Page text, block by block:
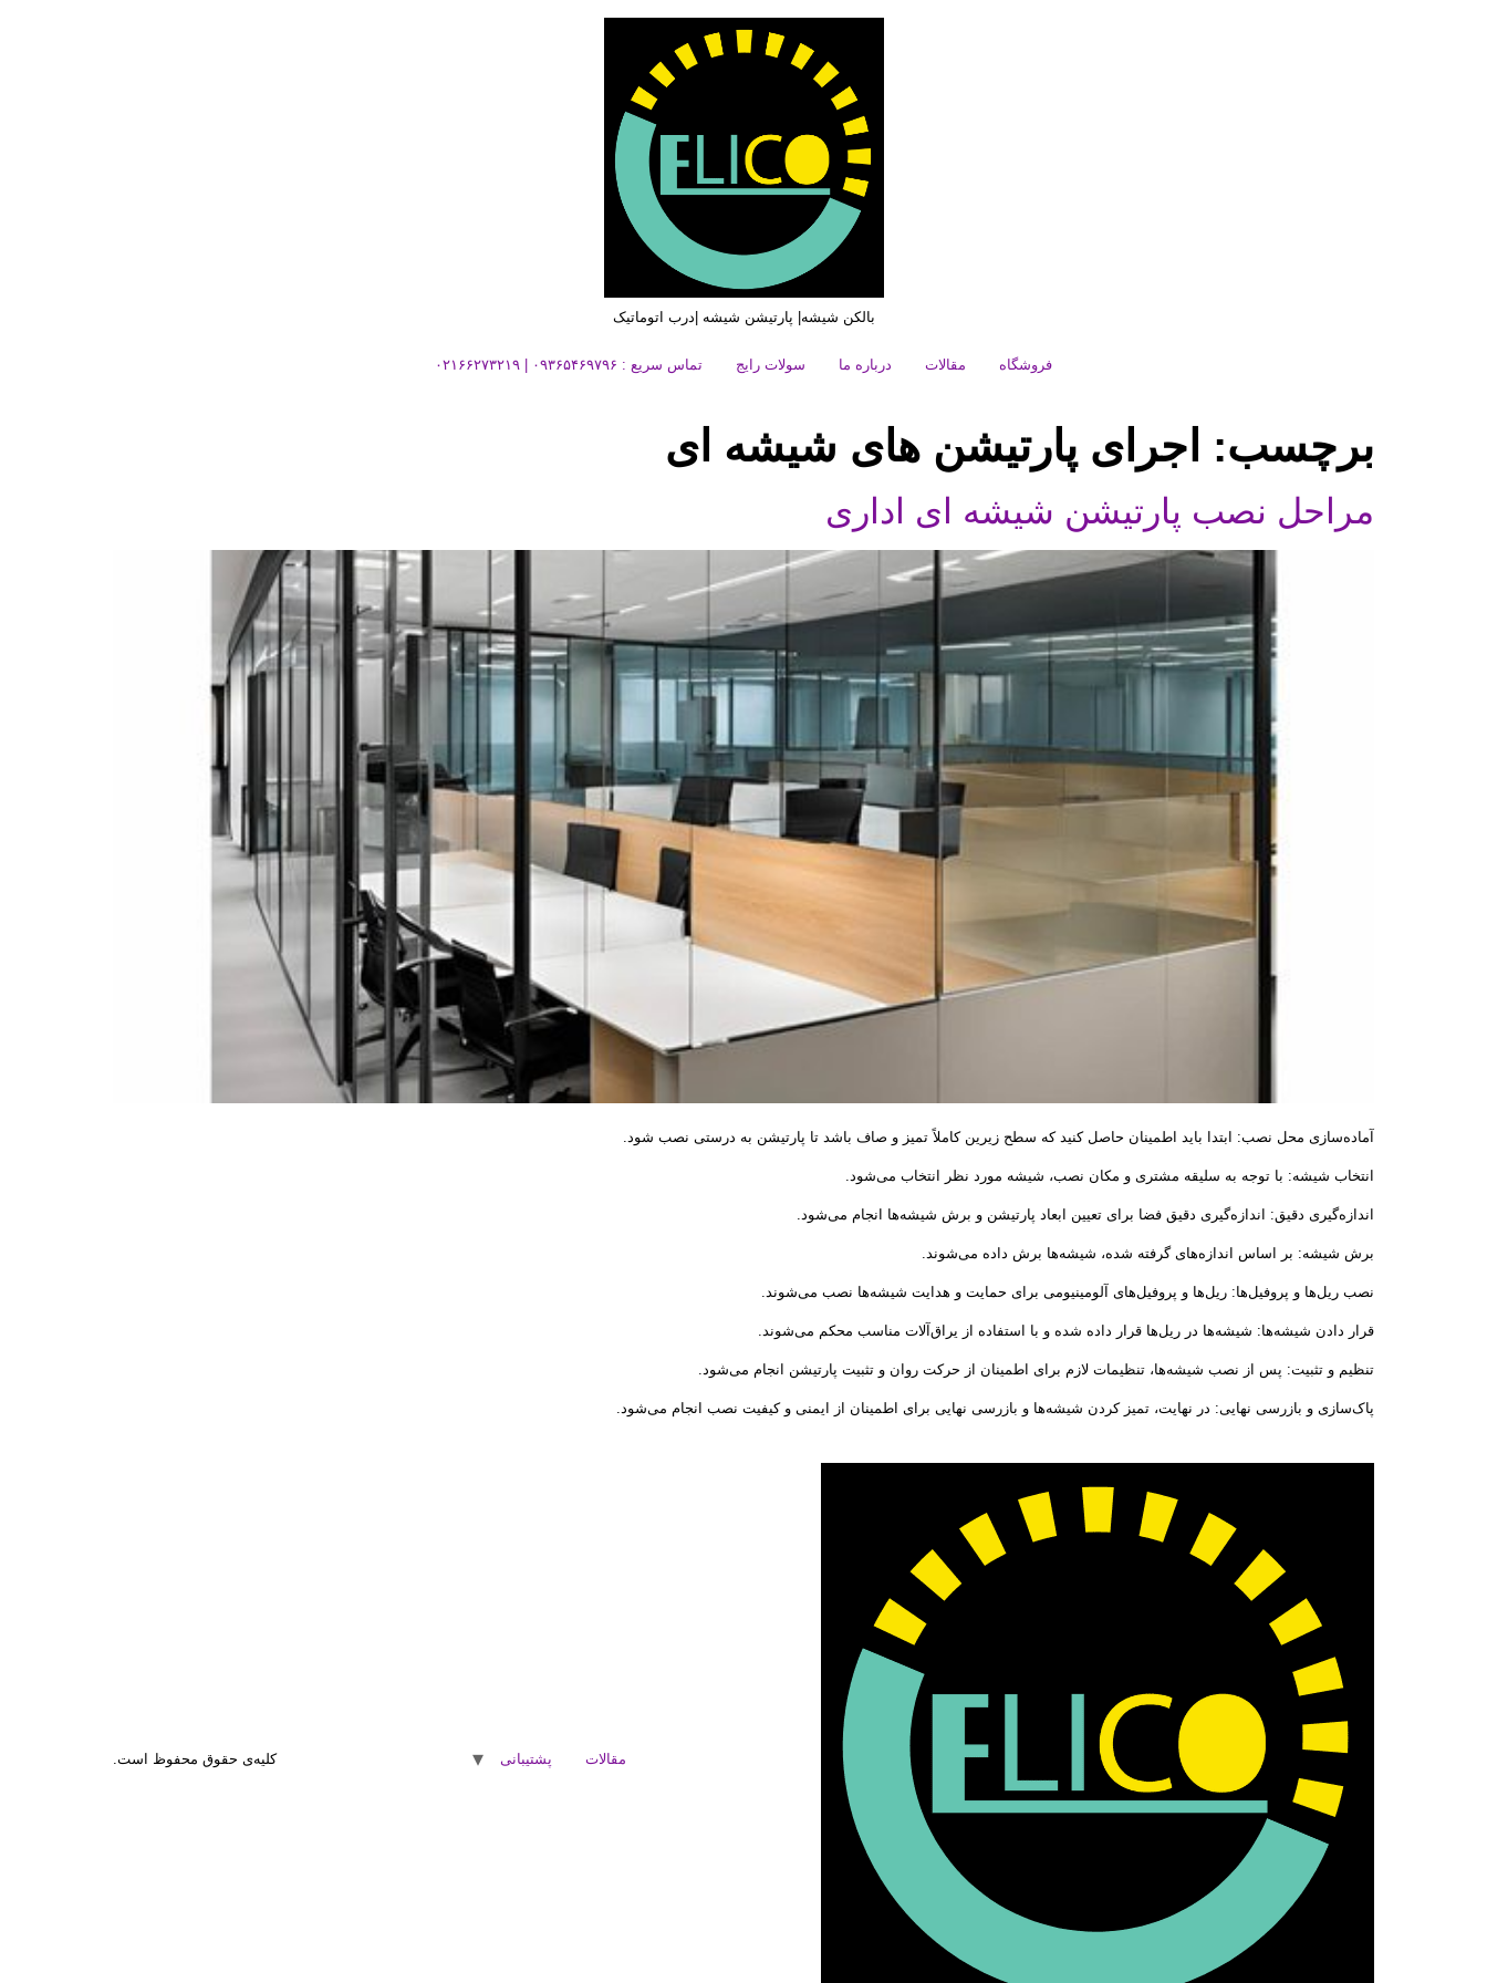
بالکن شیشه| پارتیشن شیشه |درب اتوماتیک
فروشگاه مقالات درباره ما سولات رایج تماس سریع : ۰۹۳۶۵۴۶۹۷۹۶ | ۰۲۱۶۶۲۷۳۲۱۹
برچسب: اجرای پارتیشن های شیشه ای
مراحل نصب پارتیشن شیشه ای اداری
آماده‌سازی محل نصب: ابتدا باید اطمینان حاصل کنید که سطح زیرین کاملاً تمیز و صاف باشد تا پارتیشن به درستی نصب شود.
انتخاب شیشه: با توجه به سلیقه مشتری و مکان نصب، شیشه مورد نظر انتخاب می‌شود.
اندازه‌گیری دقیق: اندازه‌گیری دقیق فضا برای تعیین ابعاد پارتیشن و برش شیشه‌ها انجام می‌شود.
برش شیشه: بر اساس اندازه‌های گرفته شده، شیشه‌ها برش داده می‌شوند.
نصب ریل‌ها و پروفیل‌ها: ریل‌ها و پروفیل‌های آلومینیومی برای حمایت و هدایت شیشه‌ها نصب می‌شوند.
قرار دادن شیشه‌ها: شیشه‌ها در ریل‌ها قرار داده شده و با استفاده از یراق‌آلات مناسب محکم می‌شوند.
تنظیم و تثبیت: پس از نصب شیشه‌ها، تنظیمات لازم برای اطمینان از حرکت روان و تثبیت پارتیشن انجام می‌شود.
پاک‌سازی و بازرسی نهایی: در نهایت، تمیز کردن شیشه‌ها و بازرسی نهایی برای اطمینان از ایمنی و کیفیت نصب انجام می‌شود.
مقالات پشتیبانی کلیه‌ی حقوق محفوظ است.